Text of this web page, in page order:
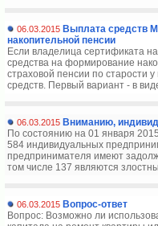
06.03.2015 Выплата средств
накопительной пенсии
Если владелица сертификата
средства на формирование
страховой пенсии по старости
средств. Первый вариант - в
06.03.2015 Вниманию,
По состоянию на 01 января
584 индивидуальных
предпринимателя имеют
том числе 137 являются
06.03.2015 Вопрос-ответ
Вопрос: Возможно ли